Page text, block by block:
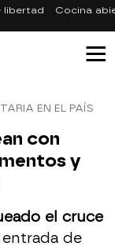
libertad Cocina
EN EL PAÍS
con
y
el cruce
de